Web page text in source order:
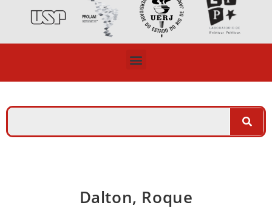
Dalton, Roque